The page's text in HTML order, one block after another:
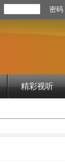
密码
精彩视听